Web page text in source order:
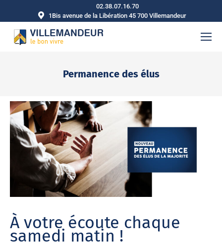
02.38.07.16.70
1Bis avenue de la Libération 45 700 Villemandeur
Permanence des élus
À votre écoute chaque
samedi matin !